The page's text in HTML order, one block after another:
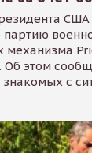
механизма
этом
знакомых с